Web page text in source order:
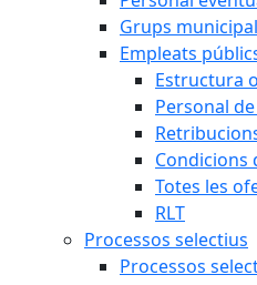
Grups
Empleats
Estructura
Personal
Condicions
Totes les
RLT
Processos selectius
Processos